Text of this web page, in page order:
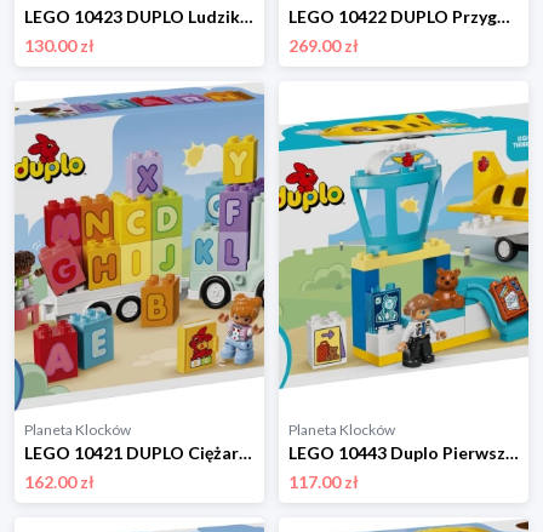
LEGO 10423 DUPLO Ludziki z emocjami Lego
130.00 zł
LEGO 10422 DUPLO Przygoda w promie kosmicznym 3w1 Lego
269.00 zł
Planeta Klocków
LEGO 10421 DUPLO Ciężarówka z alfabetem Lego
162.00 zł
Planeta Klocków
LEGO 10443 Duplo Pierwszy raz na lotnisku Lego
117.00 zł